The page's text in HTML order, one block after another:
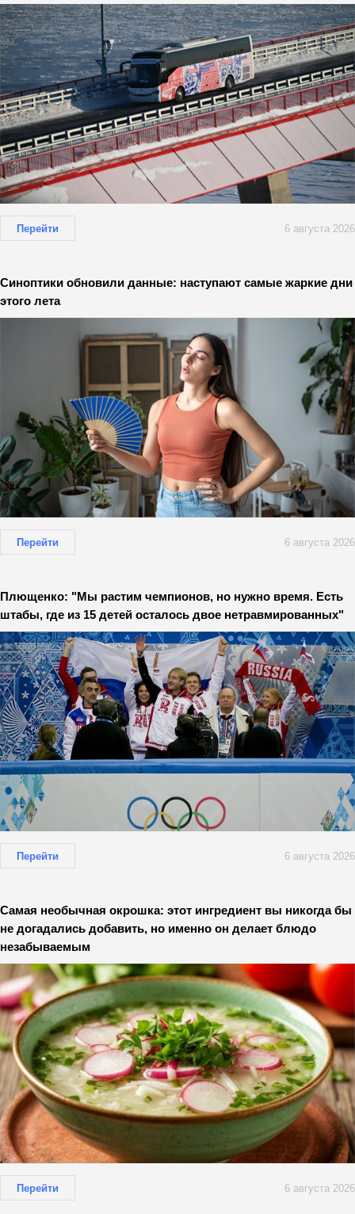
Перейти 6 августа 2026
Синоптики обновили данные: наступают самые жаркие дни
этого лета
Перейти 6 августа 2026
Плющенко: "Мы растим чемпионов, но нужно время. Есть
штабы, где из 15 детей осталось двое нетравмированных"
Перейти 6 августа 2026
Самая необычная окрошка: этот ингредиент вы никогда бы
не догадались добавить, но именно он делает блюдо
незабываемым
Перейти 6 августа 2026